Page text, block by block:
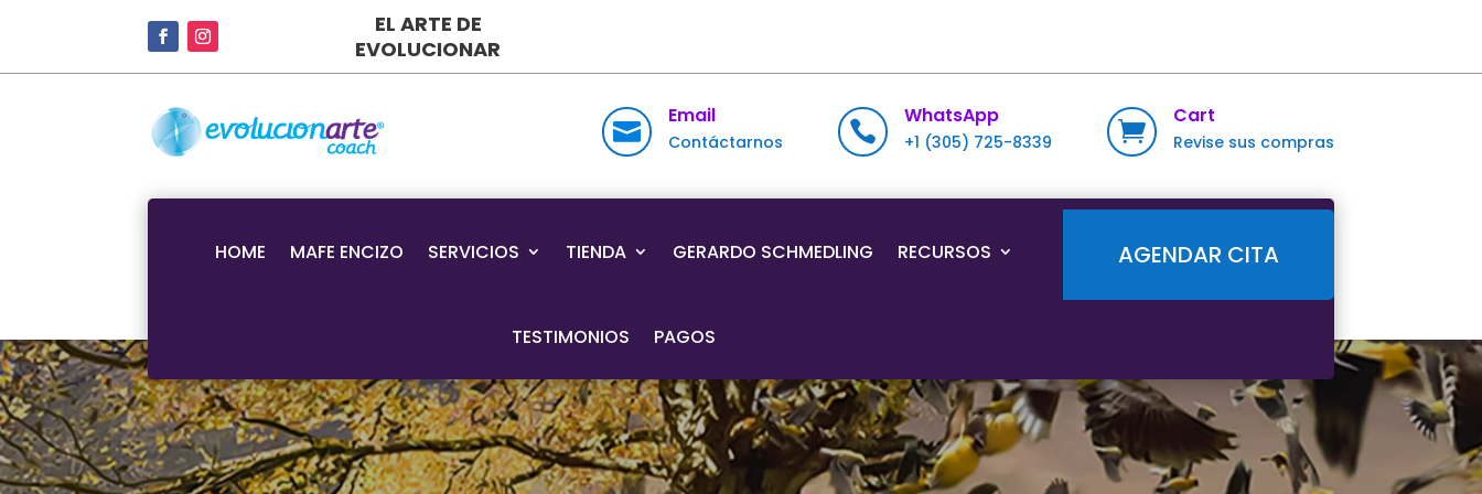
EL ARTE DE
EVOLUCIONAR

Email
Contáctarnos 
WhatsApp
+1 (305) 725-8339 
Cart
Revise sus compras
HOME MAFE ENCIZO SERVICIOS TIENDA GERARDO SCHMEDLING RECURSOS
TESTIMONIOS PAGOS
AGENDAR CITA